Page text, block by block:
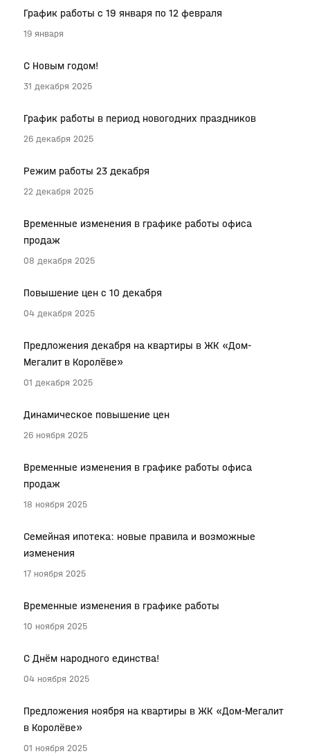
График работы с 19 января по 12 февраля
19 января
С Новым годом!
31 декабря 2025
График работы в период новогодних праздников
26 декабря 2025
Режим работы 23 декабря
22 декабря 2025
Временные изменения в графике работы офиса
продаж
08 декабря 2025
Повышение цен с 10 декабря
04 декабря 2025
Предложения декабря на квартиры в ЖК «Дом-
Мегалит в Королёве»
01 декабря 2025
Динамическое повышение цен
26 ноября 2025
Временные изменения в графике работы офиса
продаж
18 ноября 2025
Семейная ипотека: новые правила и возможные
изменения
17 ноября 2025
Временные изменения в графике работы
10 ноября 2025
С Днём народного единства!
04 ноября 2025
Предложения ноября на квартиры в ЖК «Дом-Мегалит
в Королёве»
01 ноября 2025